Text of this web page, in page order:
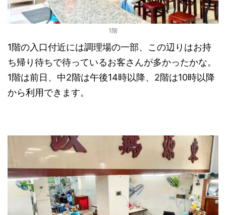
1階
1階の入口付近には調理場の一部、この辺りはお持
ち帰り待ちで待っているお客さんが多かったかな。
1階は前日、中2階は午後14時以降、2階は10時以降
から利用できます。